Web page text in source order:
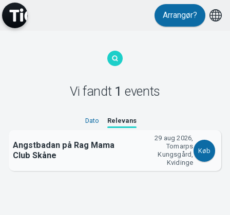
MyTickster
Om Tickster
Arrangør?
Vi fandt 1 events
Dato Relevans
Angstbadan på Rag Mama
Club Skåne
29 aug 2026,
Tomarps
Kungsgård,
Kvidinge
Køb